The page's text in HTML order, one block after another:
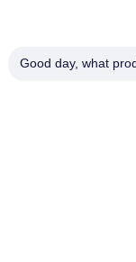
Good day, what